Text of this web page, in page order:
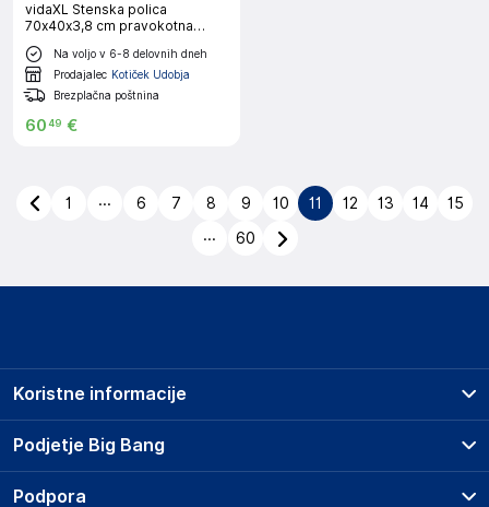
vidaXL Stenska polica
70x40x3,8 cm pravokotna
akacija naraven rob
Na voljo v 6-8 delovnih dneh
Prodajalec Kotiček Udobja
Brezplačna poštnina
6049 €
1 ... 6 7 8 9 10 11 12 13 14
15
...
60
Podjetje Big Bang
O podjetju
Koristne informacije
Prodajna mesta
Storitve
Podpora